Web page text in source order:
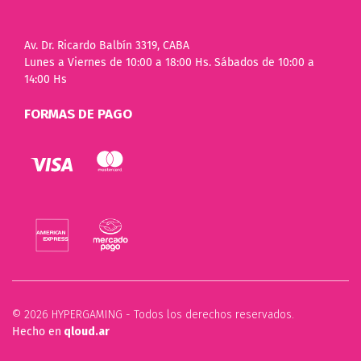
Av. Dr. Ricardo Balbín 3319, CABA
Lunes a Viernes de 10:00 a 18:00 Hs. Sábados de 10:00 a
14:00 Hs
FORMAS DE PAGO
© 2026 HYPERGAMING - Todos los derechos reservados.
Hecho en qloud.ar